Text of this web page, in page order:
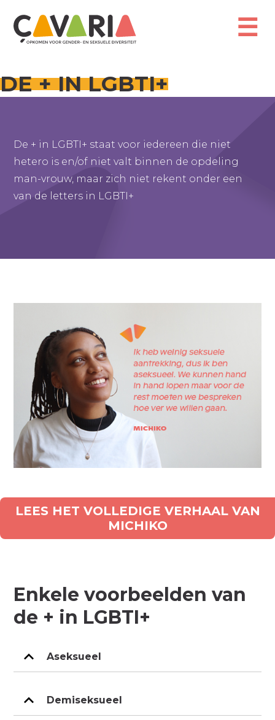
naar
☰
DE + IN LGBTI+
De + in LGBTI+ staat voor iedereen die niet
hetero is en/of niet valt binnen de opdeling
man-vrouw, maar zich niet rekent onder een
van de letters in LGBTI+
LEES HET VOLLEDIGE VERHAAL VAN
MICHIKO
Enkele voorbeelden van
de + in LGBTI+
Aseksueel
Demiseksueel